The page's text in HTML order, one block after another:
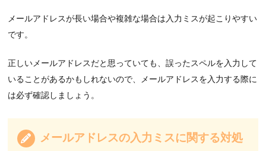
メールアドレスが長い場合や複雑な場合は入力ミスが起こりやすい
です。
正しいメールアドレスだと思っていても、誤ったスペルを入力して
いることがあるかもしれないので、メールアドレスを入力する際に
は必ず確認しましょう。
メールアドレスの入力ミスに関する対処